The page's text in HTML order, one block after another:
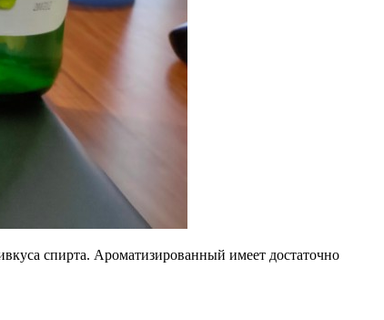
спирта. Ароматизированный имеет достаточно